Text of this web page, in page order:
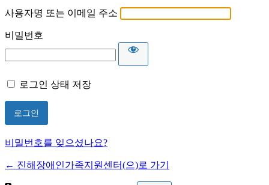
사용자명 또는 이메일 주소
비밀번호
로그인 상태 저장
비밀번호를 잊으셨나요?
← 진해장애인가족지원센터(으)로 가기